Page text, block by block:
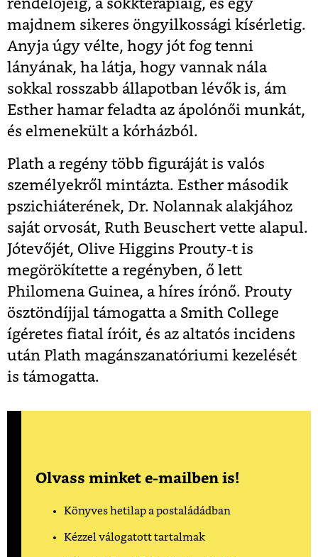
rendelőjéig, a sokkterápiáig, és egy
majdnem sikeres öngyilkossági kísérletig.
Anyja úgy vélte, hogy jót fog tenni
lányának, ha látja, hogy vannak nála
sokkal rosszabb állapotban lévők is, ám
Esther hamar feladta az ápolónői munkát,
és elmenekült a kórházból.
Plath a regény több figuráját is valós
személyekről mintázta. Esther második
pszichiáterének, Dr. Nolannak alakjához
saját orvosát, Ruth Beuschert vette alapul.
Jótevőjét, Olive Higgins Prouty-t is
megörökítette a regényben, ő lett
Philomena Guinea, a híres írónő. Prouty
ösztöndíjjal támogatta a Smith College
ígéretes fiatal íróit, és az altatós incidens
után Plath magánszanatóriumi kezelését
is támogatta.
Olvass minket e-mailben is!
Könyves hetilap a postaládádban
Kézzel válogatott tartalmak